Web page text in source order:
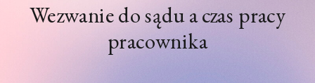
Wezwanie do sądu a czas pracy
pracownika